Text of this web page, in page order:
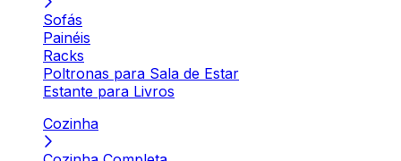
Sofás
Painéis
Racks
Poltronas para Sala de Estar
Estante para Livros
Cozinha